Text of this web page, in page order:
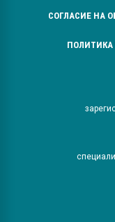
СОГЛАСИЕ НА
ПОЛИТИКА